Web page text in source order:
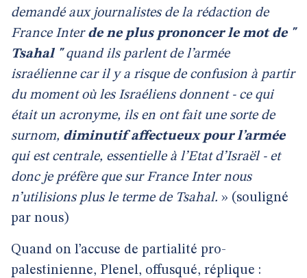
demandé aux journalistes de la rédaction de
France Inter de ne plus prononcer le mot de "
Tsahal "quand ils parlent de l’armée
israélienne car il y a risque de confusion à partir
du moment où les Israéliens donnent - ce qui
était un acronyme, ils en ont fait une sorte de
surnom, diminutif affectueux pour l’armée
qui est centrale, essentielle à l’Etat d’Israël - et
donc je préfère que sur France Inter nous
n’utilisions plus le terme de Tsahal. » (souligné
par nous)
Quand on l’accuse de partialité pro-
palestinienne, Plenel, offusqué, réplique :